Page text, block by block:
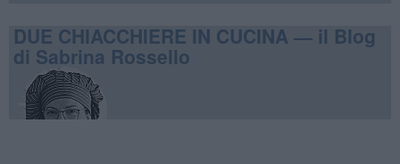
DUE CHIACCHIERE IN CUCINA — il Blog
di Sabrina Rossello